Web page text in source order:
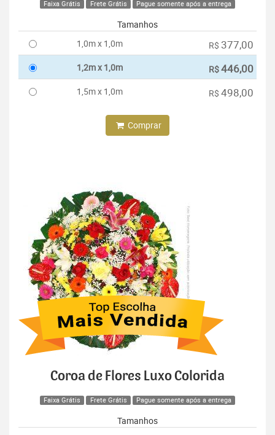
Faixa Grátis Frete Grátis Pague somente após a entrega
Tamanhos
1,0m x 1,0m
R$ 377,00
1,2m x 1,0m R$446,00
1,5m x 1,0m R$ 498,00
Comprar
Coroa de Flores Luxo Colorida
Faixa Grátis Frete Grátis Pague somente após a entrega
Tamanhos